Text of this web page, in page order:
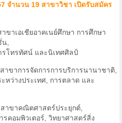
จำนวน 19 สาขาวิชา เปิดรับสมัคร
เอเชียอาคเนย์ศึกษา การศึกษา
น,
รโทรทัศน์ และนิเทศศิลป์
าการจัดการการบริการนานาชาติ,
หว่างประเทศ, การตลาด และ
ขาคณิตศาสตร์ประยุกต์,
คอมพิวเตอร์, วิทยาศาสตร์สิ่ง